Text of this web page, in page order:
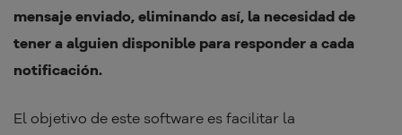
mensaje enviado, eliminando así, la necesidad de
tener a alguien disponible para responder a cada
notificación.
El objetivo de este software es facilitar la